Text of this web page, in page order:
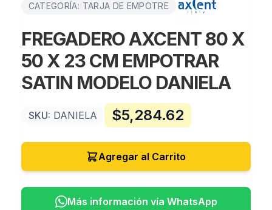
CATEGORÍA: TARJA DE EMPOTRE
FREGADERO AXCENT 80 X
50 X 23 CM EMPOTRAR
SATIN MODELO DANIELA
SKU: DANIELA $5,284.62
Agregar al Carrito
Más información vía WhatsApp